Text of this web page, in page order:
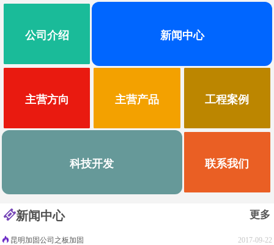
公司介绍 新闻中心
主营方向 主营产品 工程案例
科技开发 联系我们
新闻中心 更多
昆明加固公司之板加固 2017-09-22